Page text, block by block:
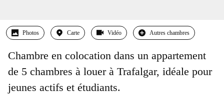
Photos Carte Vidéo Autres chambres
Chambre en colocation dans un appartement
de 5 chambres à louer à Trafalgar, idéale pour
jeunes actifs et étudiants.